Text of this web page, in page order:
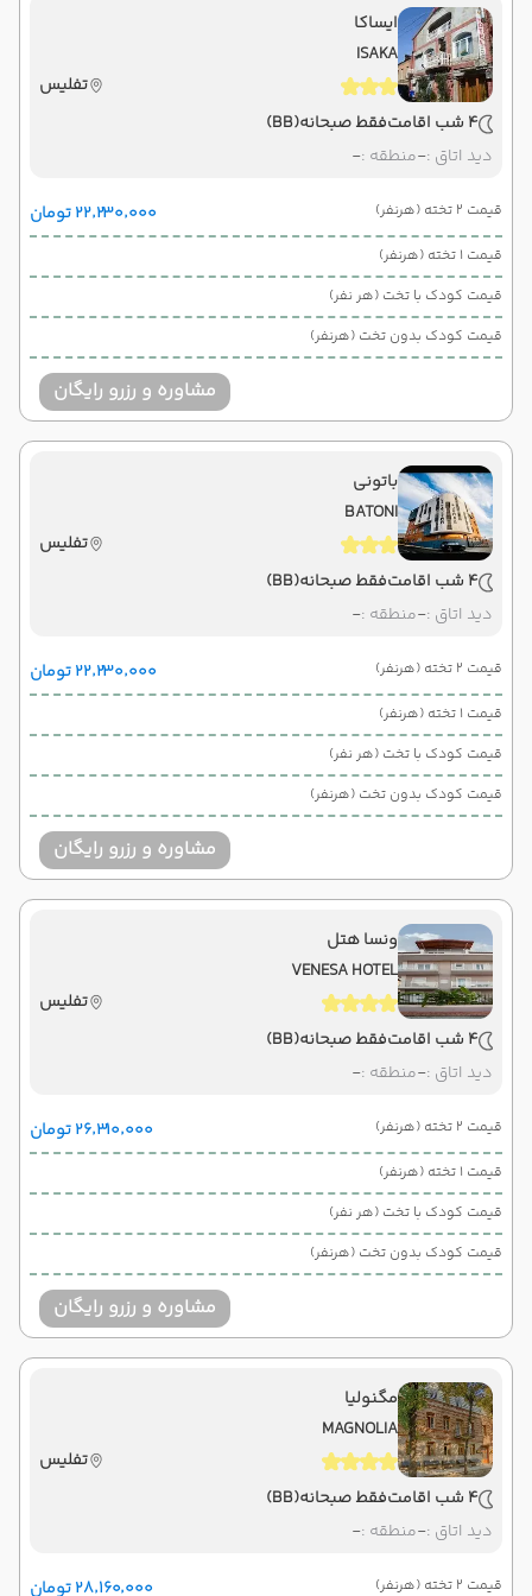
ایساکا
ISAKA
تفلیس
4 شب اقامت
فقط صبحانه(BB)
دید اتاق :-منطقه :-
قیمت 2 تخته (هرنفر) ۲۲٬۲۳۰٬۰۰۰ تومان
قیمت 1 تخته (هرنفر)
قیمت کودک با تخت (هر نفر)
قیمت کودک بدون تخت (هرنفر)
مشاوره و رزرو رایگان
باتونی
BATONI
تفلیس
4 شب اقامت
فقط صبحانه(BB)
دید اتاق :-منطقه :-
قیمت 2 تخته (هرنفر) ۲۲٬۲۳۰٬۰۰۰ تومان
قیمت 1 تخته (هرنفر)
قیمت کودک با تخت (هر نفر)
قیمت کودک بدون تخت (هرنفر)
مشاوره و رزرو رایگان
ونسا هتل
VENESA HOTEL
تفلیس
4 شب اقامت
فقط صبحانه(BB)
دید اتاق :-منطقه :-
قیمت 2 تخته (هرنفر) ۲۶٬۳۱۰٬۰۰۰ تومان
قیمت 1 تخته (هرنفر)
قیمت کودک با تخت (هر نفر)
قیمت کودک بدون تخت (هرنفر)
مشاوره و رزرو رایگان
مگنولیا
MAGNOLIA
تفلیس
4 شب اقامت
فقط صبحانه(BB)
دید اتاق :-منطقه :-
قیمت 2 تخته (هرنفر) ۲۸٬۱۶۰٬۰۰۰ تومان